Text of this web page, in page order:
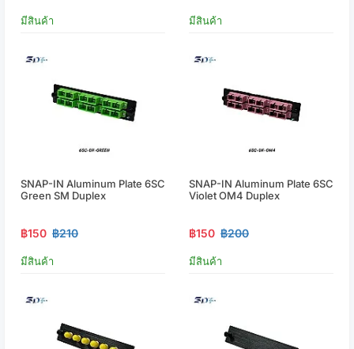
มีสินค้า มีสินค้า
SNAP-IN Aluminum Plate 6SC
Green SM Duplex
฿150 ฿210
มีสินค้า
SNAP-IN Aluminum Plate 6SC
Violet OM4 Duplex
฿150 ฿200
มีสินค้า